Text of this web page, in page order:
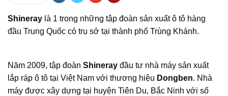
Shineray là 1 trong những tập đoàn sản xuất ô tô hàng
đầu Trung Quốc có trụ sở tại thành phố Trùng Khánh.
Năm 2009, tập đoàn Shineray đầu tư nhà máy sản xuất
lắp ráp ô tô tại Việt Nam với thương hiệu Dongben. Nhà
máy được xây dựng tại huyện Tiên Du, Bắc Ninh với số